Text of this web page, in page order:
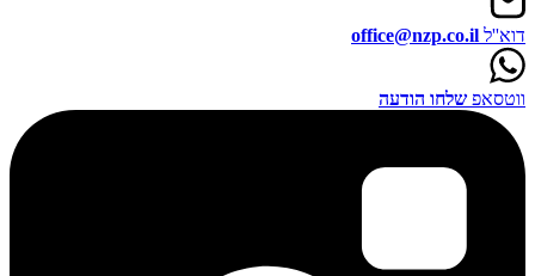
דוא''ל office@nzp.co.il
ווטסאפ שלחו הודעה